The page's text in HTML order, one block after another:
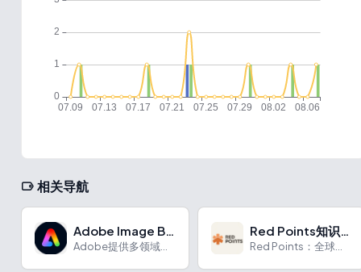
相关导航
Adobe Image Background Remover Red Points知识产权保护